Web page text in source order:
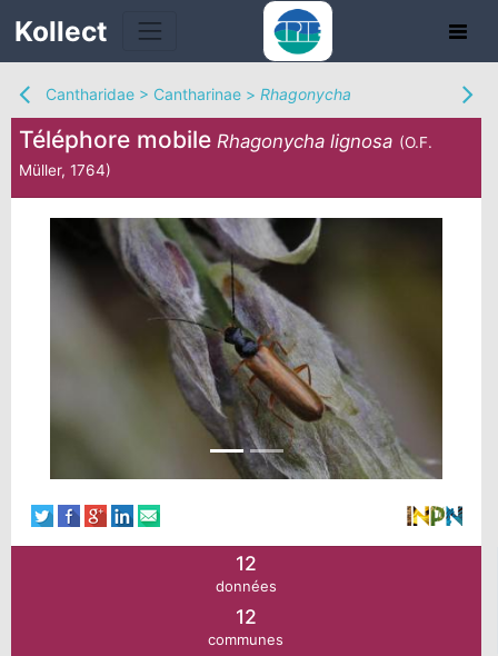
Kollect
Cantharidae > Cantharinae > Rhagonycha
Téléphore mobile Rhagonycha lignosa (O.F.
Müller, 1764)
12
données
12
communes